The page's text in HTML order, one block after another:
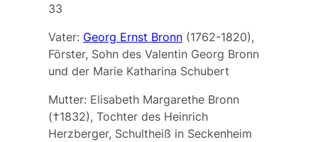
33
Vater: Georg Ernst Bronn(1762-1820),
Förster, Sohn des Valentin Georg Bronn
und der Marie Katharina Schubert
Mutter: Elisabeth Margarethe Bronn
(†1832), Tochter des Heinrich
Herzberger, Schultheiß in Seckenheim